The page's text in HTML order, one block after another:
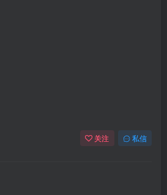
关注 私信